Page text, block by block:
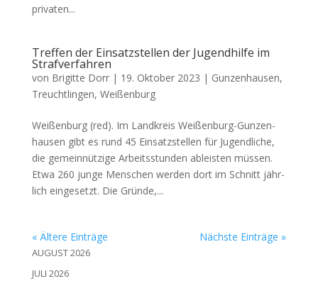
pri­va­ten...
Treffen der Einsatzstellen der Jugendhilfe im
Strafverfahren
von Brigitte Dorr| 19. Oktober 2023 | Gunzenhausen,
Treuchtlingen, Weißenburg
Wei­ßen­burg (red). Im Land­kreis Wei­ßen­burg-Gun­zen­
hau­sen gibt es rund 45 Ein­satz­stel­len für Jugend­li­che,
die gemein­nüt­zi­ge Arbeits­stun­den ableis­ten müs­sen.
Etwa 260 jun­ge Men­schen wer­den dort im Schnitt jähr­
lich ein­ge­setzt. Die Grün­de,...
« Ältere Einträge Nächste Einträge »
AUGUST 2026
JULI 2026